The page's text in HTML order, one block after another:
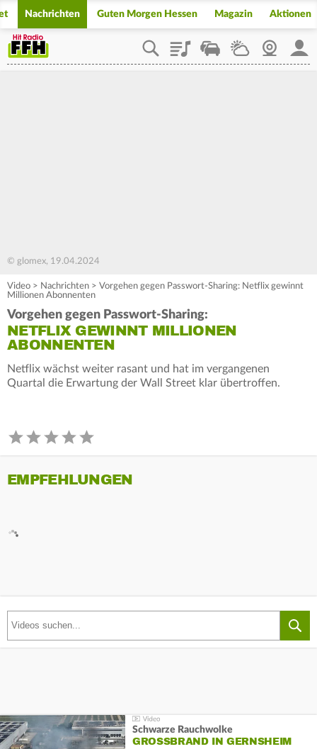
Nachrichten Guten Morgen Hessen Magazin Aktionen
PlaylistStaupilotWetterWebcam
© glomex, 19.04.2024
Video > Nachrichten > Vorgehen gegen Passwort-Sharing: Netflix gewinnt
Millionen Abonnenten
Vorgehen gegen Passwort-Sharing:
NETFLIX GEWINNT MILLIONEN
ABONNENTEN
Netflix wächst weiter rasant und hat im vergangenen
Quartal die Erwartung der Wall Street klar übertroffen.
EMPFEHLUNGEN
Schwarze Rauchwolke
GROSSBRAND IN GERNSHEIM